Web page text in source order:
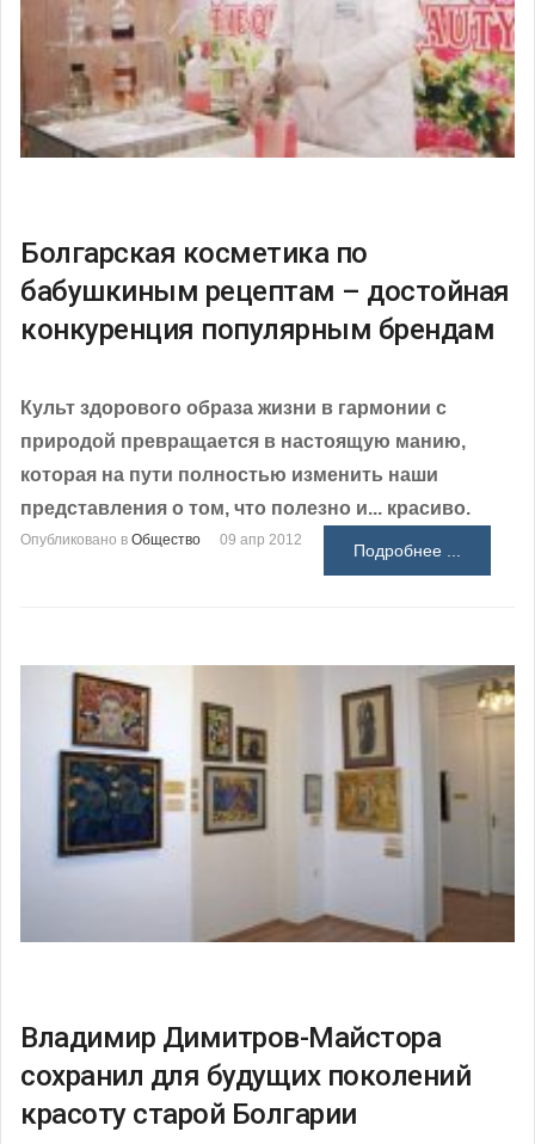
Болгарская косметика по
бабушкиным рецептам – достойная
конкуренция популярным брендам
Культ здорового образа жизни в гармонии с
природой превращается в настоящую манию,
которая на пути полностью изменить наши
представления о том, что полезно и... красиво.
Опубликовано в Общество 09 апр 2012
Подробнее ...
Владимир Димитров-Майстора
сохранил для будущих поколений
красоту старой Болгарии